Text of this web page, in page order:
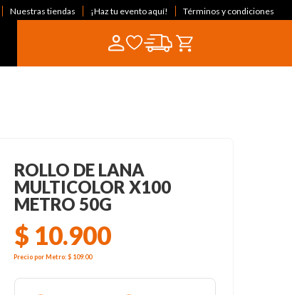
Nuestras tiendas ¡Haz tu evento aquí! Términos y condiciones
ROLLO DE LANA
MULTICOLOR X100
METRO 50G
$ 10.900
Precio porMetro:$ 109.00